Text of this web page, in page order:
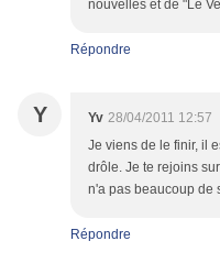
nouvelles et de "Le
Répondre
Y Yv 28/04/2011 12:57
Je viens de le finir, il
drôle. Je te rejoins
n'a pas beaucoup de
Répondre